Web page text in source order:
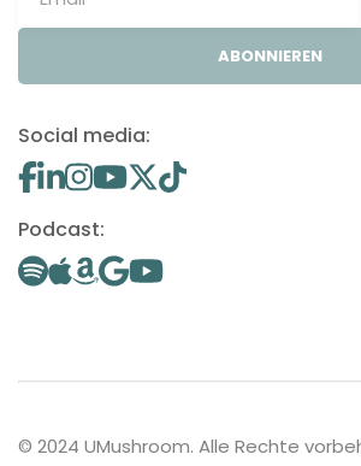
ABONNIEREN
Social media:
Podcast:
© 2024 UMushroom. Alle Rechte